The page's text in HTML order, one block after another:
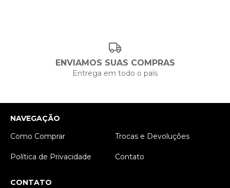
ENVIAMOS SUAS COMPRAS
Entrega em todo o país
NAVEGAÇÃO
Como Comprar
Trocas e Devoluções
Política de Privacidade Contato
CONTATO